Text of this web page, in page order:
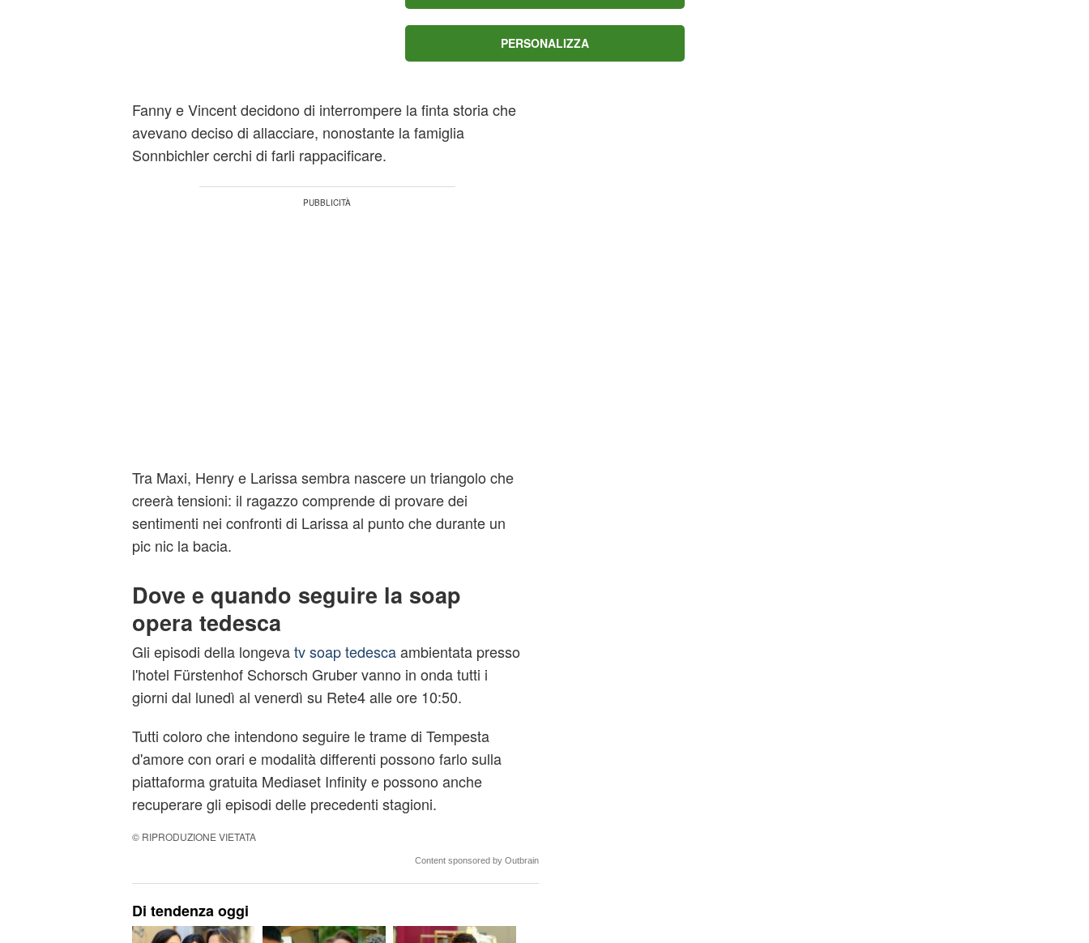
passi. Nel frattempo il marito riceve un'importante proposta
di lavoro, ma teme che andando in Namibia per tre mesi
Fanny e Vincent decidono di interrompere la finta storia che
avevano deciso di allacciare, nonostante la famiglia
Sonnbichler cerchi di farli rappacificare.
Tra Maxi, Henry e Larissa sembra nascere un triangolo che
creerà tensioni: il ragazzo comprende di provare dei
sentimenti nei confronti di Larissa al punto che durante un
pic nic la bacia.
Dove e quando seguire la soap
opera tedesca
Gli episodi della longevatv soap tedescaambientata presso
l'hotel Fürstenhof Schorsch Gruber vanno in onda tutti i
giorni dal lunedì al venerdì su Rete4 alle ore 10:50.
Tutti coloro che intendono seguire le trame di Tempesta
d'amore con orari e modalità differenti possono farlo sulla
piattaforma gratuita Mediaset Infinity e possono anche
recuperare gli episodi delle precedenti stagioni.
© RIPRODUZIONE VIETATA
Content sponsored by Outbrain
Di tendenza oggi
PERSONALIZZA